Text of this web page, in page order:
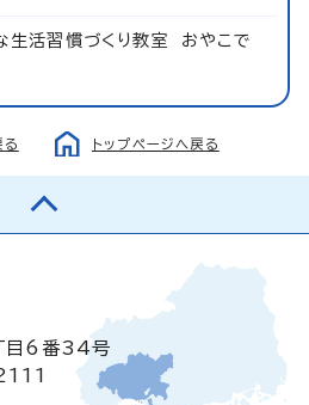
活習慣づくり教室 おやこで
る トップページへ戻る
目6番34号